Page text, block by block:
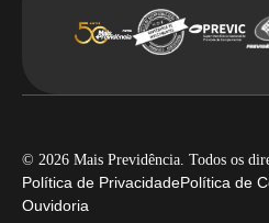
© 2026 Mais Previdência. Todos os
Política de PrivacidadePolítica de
Ouvidoria